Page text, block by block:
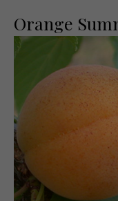
Orange